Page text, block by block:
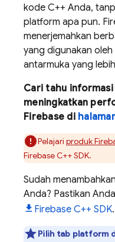
kode C++ Anda,
platform apa pun.
menerjemahkan
yang digunakan
antarmuka yang
Cari tahu
meningkatkan
Firebase di
Pelajari produk
FirebaseC++SDK.
Sudah
Anda? Pastikan
Firebase C++ SDK.
Pilih tab platform